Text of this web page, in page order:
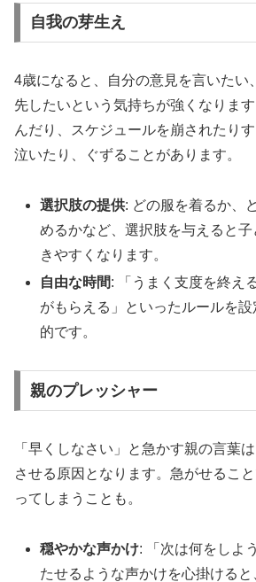
自我の芽生え
4歳になると、自分の意見を言いたい
先したいという気持ちが強くなりま
んだり、スケジュールを崩されたり
泣いたり、ぐずることがあります。
選択肢の提供: どの服を着るか、
めるかなど、選択肢を与えると
きやすくなります。
自由な時間: 「うまく支度を終え
がもらえる」といったルールを
的です。
親のプレッシャー
「早くしなさい」と急かす親の言葉
させる原因となります。急がせるこ
ってしまうことも。
穏やかな声かけ: 「次は何をしよ
たせるような声かけを心掛ける